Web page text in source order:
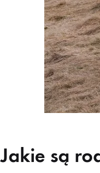
Jakie są